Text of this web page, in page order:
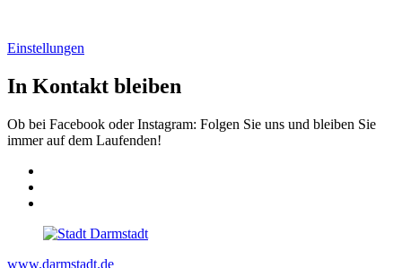
Einstellungen
In Kontakt bleiben
Ob bei Facebook oder Instagram: Folgen Sie uns und bleiben Sie
immer auf dem Laufenden!
www.darmstadt.de